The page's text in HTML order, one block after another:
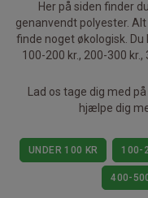
Her på siden finder
genanvendt polyester.
finde noget økologisk.
100-200 kr., 200-300 kr.,
Lad os tage dig med
hjælpe dig
UNDER 100 KR 100-
400-